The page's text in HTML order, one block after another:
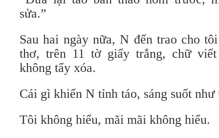
sửa.”
Sau hai ngày nữa, N đến trao cho
thơ, trên 11 tờ giấy trắng, chữ
không tẩy xóa.
Cái gì khiến N tỉnh táo, sáng suốt
Tôi không hiểu, mãi mãi không hiểu.